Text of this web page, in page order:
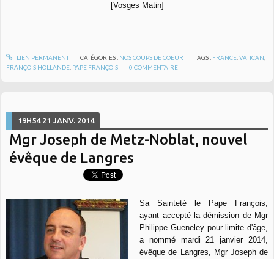
[Vosges Matin]
LIEN PERMANENT CATÉGORIES : NOS COUPS DE COEUR TAGS : FRANCE ,VATICAN
FRANÇOIS HOLLANDE PAPE FRANÇOIS 0 COMMENTAIRE
19H54 21 JANV. 2014
Mgr Joseph de Metz-Noblat, nouvel
évêque de Langres
Sa Sainteté le Pape François,
ayant accepté la démission de Mgr
Philippe Gueneley pour limite d'âge,
a nommé mardi 21 janvier 2014,
évêque de Langres, Mgr Joseph de